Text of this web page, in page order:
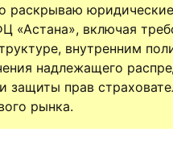
раскрываю
«Астана», включая
внутренним
надлежащего
защиты прав
рынка.